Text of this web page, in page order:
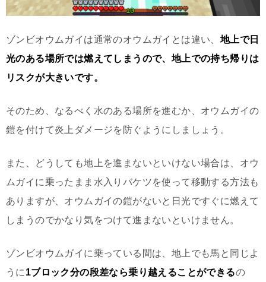
ゾンビオウムガイは通常のオウムガイとは違い、 地上で日
光のある場所では燃えてしまうので、地上での持ち帰りは
リスクが大きいです。
そのため、なるべく水のある場所を進むか、オウムガイの
鎧を付けて炎上ダメージを防ぐようにしましょう。
また、どうしても地上を進まないといけない場合は、オウ
ムガイに乗ったまま水入りバケツを使って移動する方法も
ありますが、オウムガイの鎧がないと日光ですぐに燃えて
しまうのでかなり気をつけて進まないといけません。
ゾンビオウムガイに乗っている間は、地上でも馬と同じよ
うに 1ブロック分の段差なら乗り越えることができるの